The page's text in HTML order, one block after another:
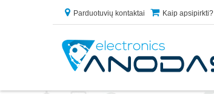
Parduotuvių kontaktai Kaip apsipirkti?